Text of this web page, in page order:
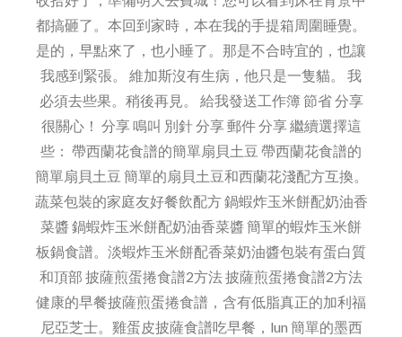
都搞砸了。本回到家時，本在我的手提箱周圍睡覺。
是的，早點來了，也小睡了。那是不合時宜的，也讓
我感到緊張。 維加斯沒有生病，他只是一隻貓。 我
必須去些果。稍後再見。 給我發送工作簿 節省 分享
很關心！ 分享 鳴叫 別針 分享 郵件 分享 繼續選擇這
些： 帶西蘭花食譜的簡單扇貝土豆 帶西蘭花食譜的
簡單扇貝土豆 簡單的扇貝土豆和西蘭花淺配方互換。
蔬菜包裝的家庭友好餐飲配方 鍋蝦炸玉米餅配奶油香
菜醬 鍋蝦炸玉米餅配奶油香菜醬 簡單的蝦炸玉米餅
板鍋食譜。淡蝦炸玉米餅配香菜奶油醬包裝有蛋白質
和頂部 披薩煎蛋捲食譜2方法 披薩煎蛋捲食譜2方法
健康的早餐披薩煎蛋捲食譜，含有低脂真正的加利福
尼亞芝士。雞蛋皮披薩食譜吃早餐，lun 簡單的墨西